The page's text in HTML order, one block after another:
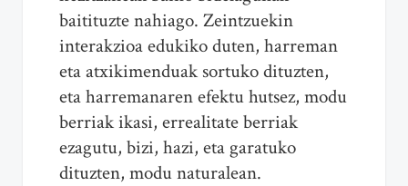
baitituzte nahiago. Zeintzuekin
interakzioa edukiko duten, harreman
eta atxikimenduak sortuko dituzten,
eta harremanaren efektu hutsez, modu
berriak ikasi, errealitate berriak
ezagutu, bizi, hazi, eta garatuko
dituzten, modu naturalean.